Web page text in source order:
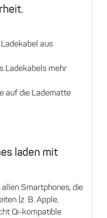
aus
Ladekabels mehr
auf die Ladematte
laden mit
Smartphones, die
(z. B. Apple,
Qi-kompatible